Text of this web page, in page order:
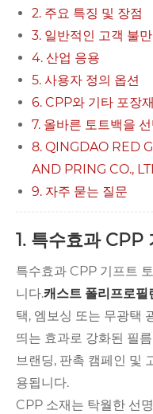
2. 주요 특징 및 장점
3. 일반적인 고객 불
4. 산업 응용
5. 사용자 정의 옵션
6. CPP와 기타 포장
7. 올바른 토트백을
8. QINGDAO RED
AND PRING CO.,
9. 자주 묻는 질문
1. 특수효과 CPP
특수효과 CPP 기프트
니다.캐스트 폴리프로필
택, 엠보싱 또는 무광택
띄는 효과로 강화된 필
브랜딩, 판촉 캠페인 및
용됩니다.
CPP 소재는 탁월한 선